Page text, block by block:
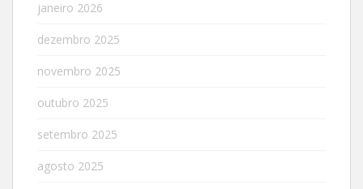
janeiro 2026
dezembro 2025
novembro 2025
outubro 2025
setembro 2025
agosto 2025